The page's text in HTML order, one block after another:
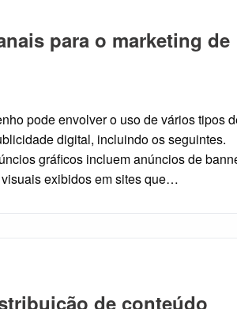
para o marketing de
pode envolver o uso de vários tipos
digital, incluindo os seguintes.
gráficos incluem anúncios de
exibidos em sites que…
de conteúdo